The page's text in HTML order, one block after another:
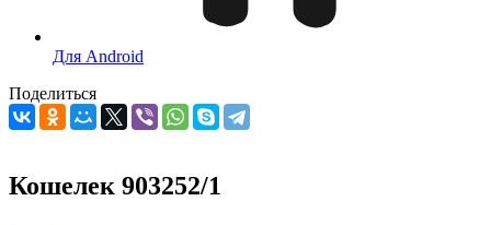
Для Android
Поделиться
Кошелек 903252/1